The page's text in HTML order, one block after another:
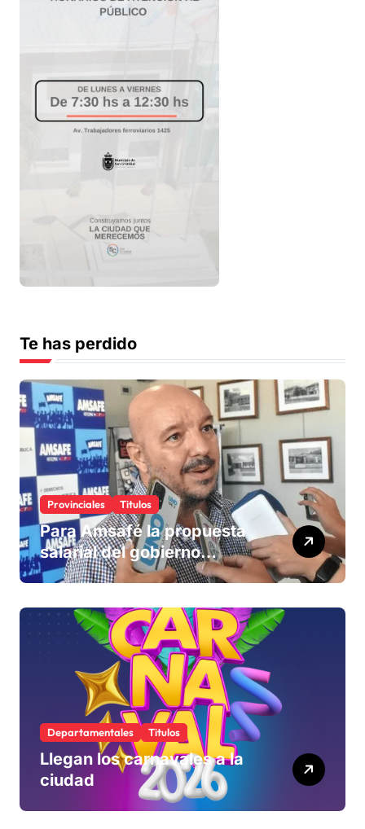
Te has perdido
Provinciales Titulos
Para Amsafé la propuesta
salarial del gobierno
«queda corta» y el viernes
rechaza
Departamentales Titulos
Llegan los carnavales a la
ciudad